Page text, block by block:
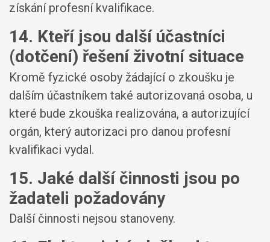
získání profesní kvalifikace.
14. Kteří jsou další účastníci
(dotčení) řešení životní situace
Kromě fyzické osoby žádající o zkoušku je
dalším účastníkem také autorizovaná osoba, u
které bude zkouška realizována, a autorizující
orgán, který autorizaci pro danou profesní
kvalifikaci vydal.
15. Jaké další činnosti jsou po
žadateli požadovány
Další činnosti nejsou stanoveny.